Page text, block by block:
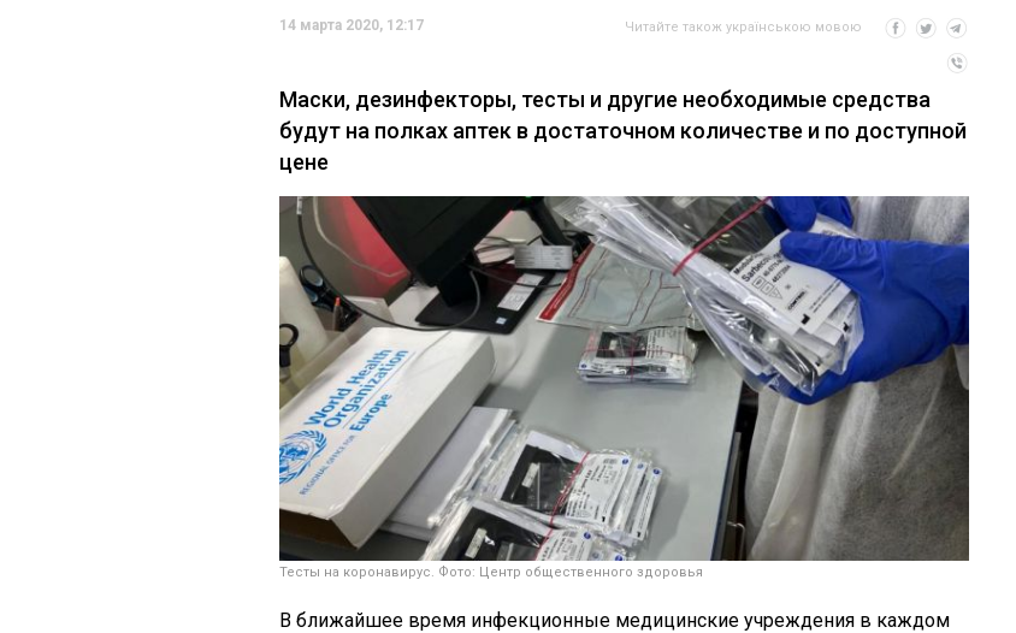
14 марта 2020, 12:17 Читайте також українською мовою
Маски, дезинфекторы, тесты и другие необходимые средства
будут на полках аптек в достаточном количестве и по доступной
цене
Тесты на коронавирус. Фото: Центр общественного здоровья
В ближайшее время инфекционные медицинские учреждения в каждом